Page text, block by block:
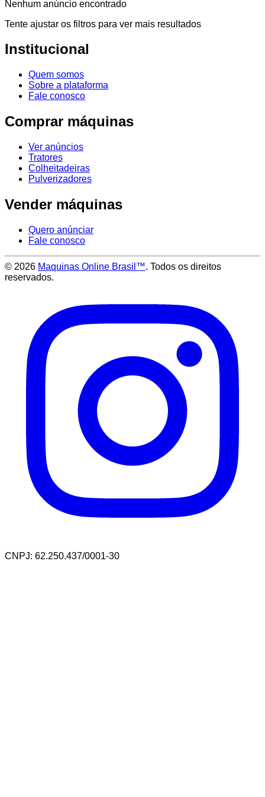
Nenhum anúncio encontrado
Tente ajustar os filtros para ver mais resultados
Institucional
Quem somos
Sobre a plataforma
Fale conosco
Comprar máquinas
Ver anúncios
Tratores
Colheitadeiras
Pulverizadores
Vender máquinas
Quero anúnciar
Fale conosco
© 2026 Maquinas Online Brasil™. Todos os direitos
reservados.
CNPJ: 62.250.437/0001-30